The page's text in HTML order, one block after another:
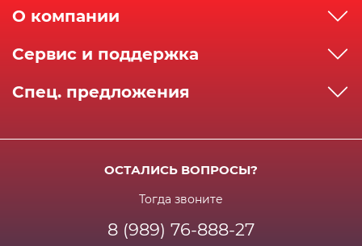
О компании
Сервисный центр
Сервис и поддержка
Доставка
Возрат и гарантия
Спец. предложения
Часто задаваемые вопросы
ОСТАЛИСЬ ВОПРОСЫ?
Тогда звоните
8 (989) 76-888-27